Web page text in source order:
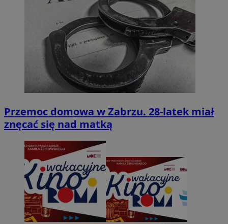
Przemoc domowa w Zabrzu. 28-latek miał
znęcać się nad matką